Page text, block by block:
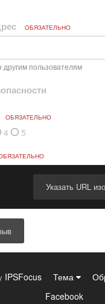
ОБЯЗАТЕЛЬНО
другим пользователям
ОБЯЗАТЕЛЬНО
4 5
Указать URL
IPSFocus Тема
Facebook